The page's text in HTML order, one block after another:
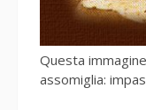
Questa
assomiglia: